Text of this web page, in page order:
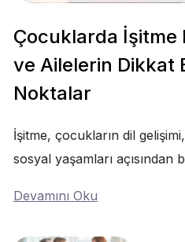
Çocuklarda İşitme
ve Ailelerin Dikkat
Noktalar
İşitme, çocukların dil
sosyal yaşamları açısından
Devamını Oku